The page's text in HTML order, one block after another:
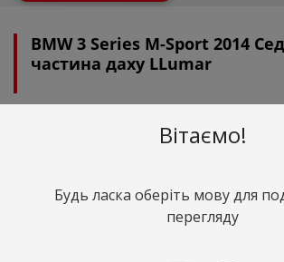
BMW 3 Series M-Sport 2014
частина даху LLumar
грн.
Вітаємо!
Будь ласка оберіть мову для
перегляду